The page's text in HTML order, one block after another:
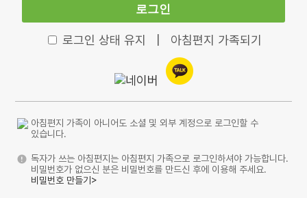
로그인
로그인 상태 유지 아침편지 가족되기
아침편지 가족이 아니어도 소셜 및 외부 계정으로 로그인할 수
있습니다.
독자가 쓰는 아침편지는 아침편지 가족으로 로그인하셔야 가능합니다.
비밀번호가 없으신 분은 비밀번호를 만드신 후에 이용해 주세요.
비밀번호 만들기>